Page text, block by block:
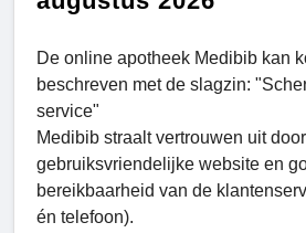
De online apotheek Medibib kan
beschreven met de slagzin:
service"
Medibib straalt vertrouwen uit
gebruiksvriendelijke website en
bereikbaarheid van de
én telefoon).